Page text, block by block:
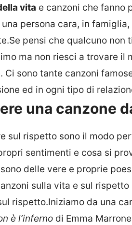
vita e canzoni che fanno
persona cara, in
pensi che qualcuno
ma non riesci a trovare il
Ci sono tante canzoni
ed in ogni tipo di
una canzone
sul rispetto sono il modo
sentimenti e cosa si
delle vere e proprie
sulla vita e sul
rispetto.Iniziamo da una
è l’inferno di Emma